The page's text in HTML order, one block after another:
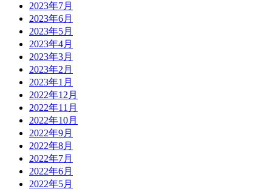
2023年7月
2023年6月
2023年5月
2023年4月
2023年3月
2023年2月
2023年1月
2022年12月
2022年11月
2022年10月
2022年9月
2022年8月
2022年7月
2022年6月
2022年5月